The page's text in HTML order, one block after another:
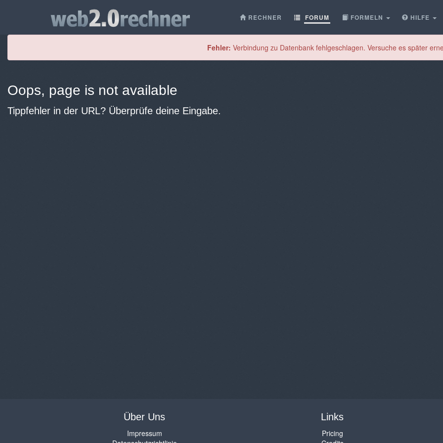
RECHNER FORUM FORMELN HILFE
Fehler: Verbindung zu Datenbank fehlgeschlagen. Versuche es später
Oops, page is not available
Tippfehler in der URL? Überprüfe deine Eingabe.
Über Uns
Impressum
Links
Pricing